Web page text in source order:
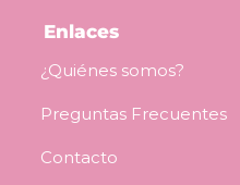
Enlaces
¿Quiénes somos?
Preguntas Frecuentes
Contacto